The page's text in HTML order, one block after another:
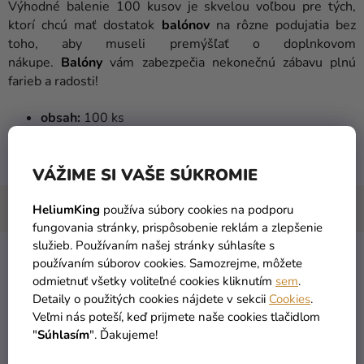
VÁŽIME SI VAŠE SÚKROMIE
HeliumKing používa súbory cookies na podporu
fungovania stránky, prispôsobenie reklám a zlepšenie
služieb. Používaním našej stránky súhlasíte s
používaním súborov cookies. Samozrejme, môžete
odmietnuť všetky voliteľné cookies kliknutím sem.
Detaily o použitých cookies nájdete v sekcii Cookies.
Veľmi nás poteší, keď prijmete naše cookies tlačidlom
"Súhlasím". Ďakujeme!
Výhodné balenie 100 kusov je skvelou voľbou pre tých,
ktorí chcú mať dostatok balónov na rôzne podujatia bez
toho, aby museli premýšľať o doplnkovom
nákupe. Balónyvám zabezpečia nekonečnú zábavu plnú
farieb a radosti!
obsah: 100 ks
Kategória:
Latextové balóny 100 ks
26 cm
EAN: 8021886097412